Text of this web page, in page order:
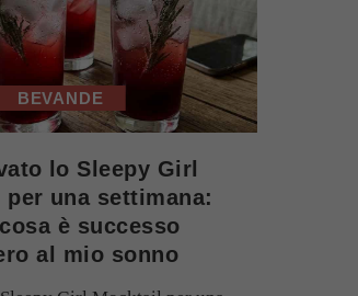
BEVANDE
lo Sleepy Girl
per una settimana:
è successo
al mio sonno